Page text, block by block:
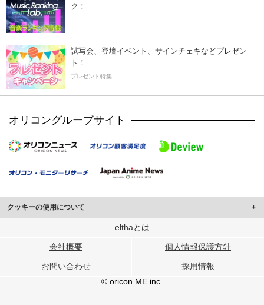
ク！
試写会、登壇イベント、サインチェキなどプレゼン
ト！
プレゼント特集
オリコングループサイト
クッキーの使用について
このサイトでは Cookie を使用して、ユーザーに合わせたコンテンツや広告の
行っています。
メディアや広告配信、データ解析の各パートナーに提供しています。
各パートナーは、この情報とユーザーが各パートナーに提供した他の情報や、
ユーザーが各パートナーのサービスを使用したときに収集した他の情報を組み
elthaとは
会社概要 個人情報保護方針
お問い合わせ
採用情報
© oricon ME inc.